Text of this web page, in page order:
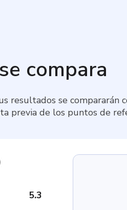
compara
resultados se compararán
previa de los puntos de
5.3